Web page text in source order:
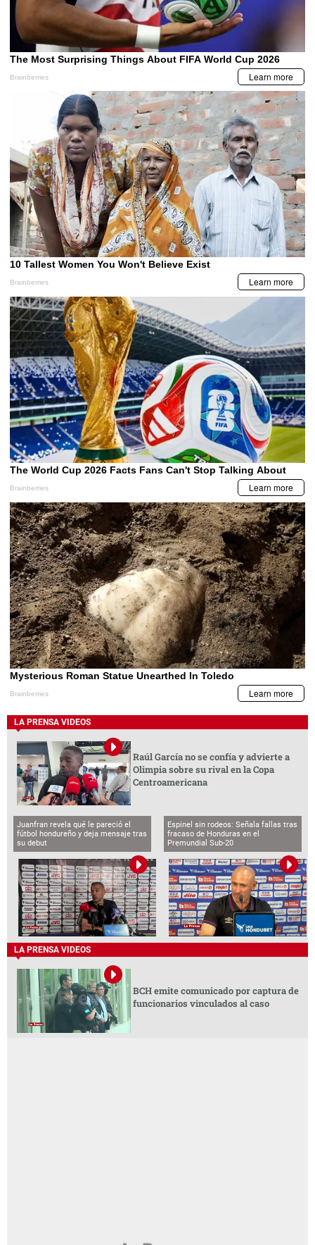
LA PRENSA VIDEOS
Raúl García no se confía y advierte a
Olimpia sobre su rival en la Copa
Centroamericana
Juanfran revela qué le pareció el
fútbol hondureño y deja mensaje tras
su debut
Espinel sin rodeos: Señala fallas tras
fracaso de Honduras en el
Premundial Sub-20
LA PRENSA VIDEOS
BCH emite comunicado por captura de
funcionarios vinculados al caso